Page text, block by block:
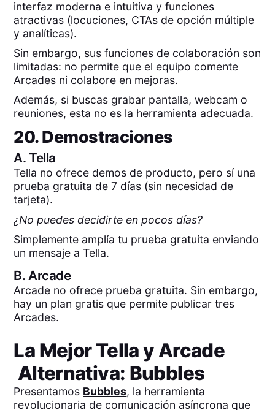
interfaz moderna e intuitiva y funciones
atractivas (locuciones, CTAs de opción múltiple
y analíticas).
Sin embargo, sus funciones de colaboración son
limitadas: no permite que el equipo comente
Arcades ni colabore en mejoras.
Además, si buscas grabar pantalla, webcam o
reuniones, esta no es la herramienta adecuada.
20. Demostraciones
A.Tella
Tella no ofrece demos de producto, pero sí una
prueba gratuita de 7 días (sin necesidad de
tarjeta).
¿No puedes decidirte en pocos días?
Simplemente amplía tu prueba gratuita enviando
un mensaje a Tella.
B.Arcade
Arcade no ofrece prueba gratuita. Sin embargo,
hay un plan gratis que permite publicar tres
Arcades.
La MejorTellayArcade
Alternativa: Bubbles
Presentamos Bubbles, la herramienta
revolucionaria de comunicación asíncrona que